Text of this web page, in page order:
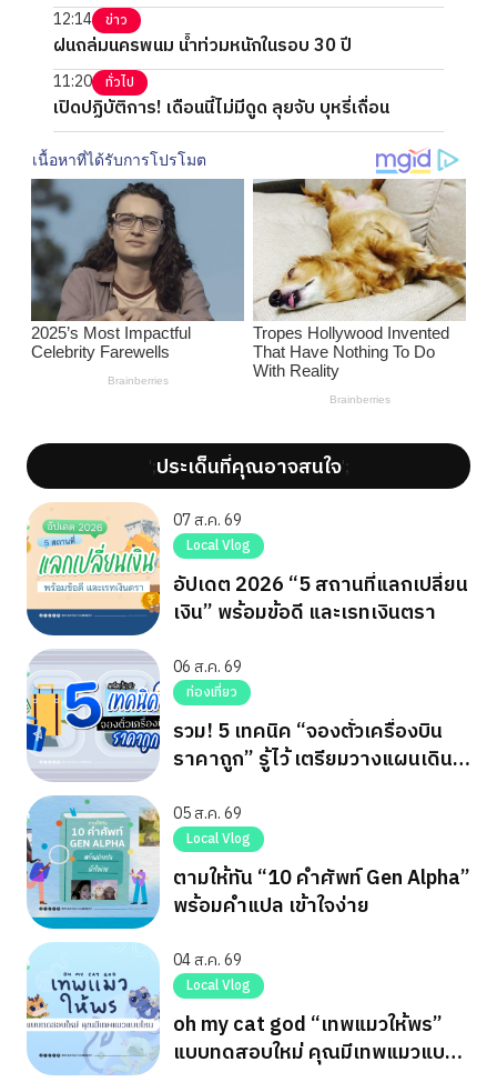
12:14 ข่าว
ฝนถล่มนครพนม น้ำท่วมหนักในรอบ 30 ปี
11:20 ทั่วไป
เปิดปฏิบัติการ! เดือนนี้ไม่มีดูด ลุยจับ บุหรี่เถื่อน
';ประเด็นที่คุณอาจสนใจ';
07 ส.ค. 69
Local Vlog
อัปเดต 2026 “5 สถานที่แลกเปลี่ยน
เงิน” พร้อมข้อดี และเรทเงินตรา
06 ส.ค. 69
ท่องเที่ยว
รวม! 5 เทคนิค “จองตั๋วเครื่องบิน
ราคาถูก” รู้ไว้ เตรียมวางแผนเดิน
05 ส.ค. 69
Local Vlog
ตามให้ทัน “10 คำศัพท์ Gen Alpha”
พร้อมคำแปล เข้าใจง่าย
04 ส.ค. 69
Local Vlog
oh my cat god “เทพแมวให้พร”
แบบทดสอบใหม่ คุณมีเทพแมวแบบ